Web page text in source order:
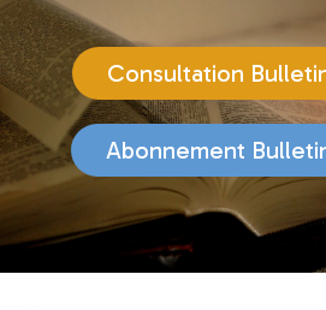
Consultation
Abonnement